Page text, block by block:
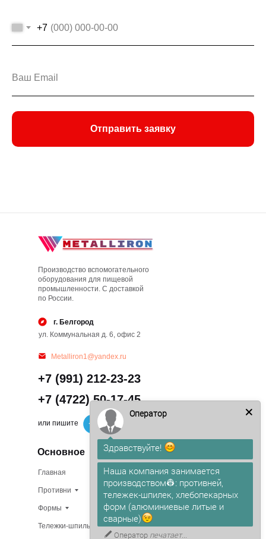
+7
Отправить заявку
Производство вспомогательного
оборудования для пищевой
промышленности. С доставкой
по России.
г. Белгород
ул. Коммунальная д. 6, офис 2
+7 (991) 212-23-23
Metalliron1@yandex.ru
Основное
Главная
О компании
Противни
Доставка
Тележки-шпильки
Изготовление на заказ
или пишите
+7 (4722) 50-17-45
Формы
В наличии
Оператор
Здравствуйте!
Наша компания занимается
производством👷: противней,
тележек-шпилек, хлебопекарных
форм (алюминиевые литые и
сварные)
Оператор печатает...